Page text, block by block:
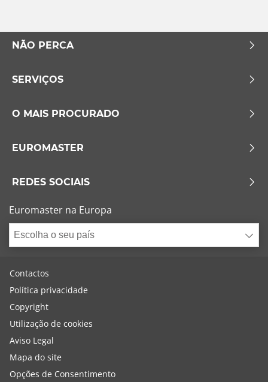
NÃO PERCA
SERVIÇOS
O MAIS PROCURADO
EUROMASTER
REDES SOCIAIS
Euromaster na Europa
Escolha o seu país
Contactos
Política privacidade
Copyright
Utilização de cookies
Aviso Legal
Mapa do site
Opções de Consentimento